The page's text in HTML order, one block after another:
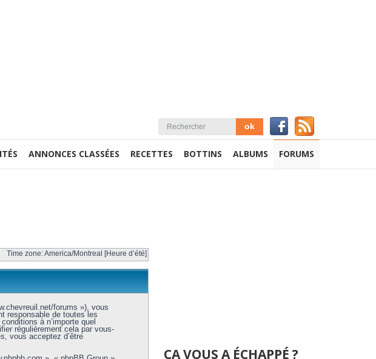
ANNONCES CLASSÉES RECETTES BOTTINS ALBUMS FORUMS
Time zone: America/Montreal [Heure d’été]
forums »), vous
responsable de toutes les
à n’importe quel
régulièrement cela par vous-
vous acceptez d’être
ÇA VOUS A ÉCHAPPÉ ?